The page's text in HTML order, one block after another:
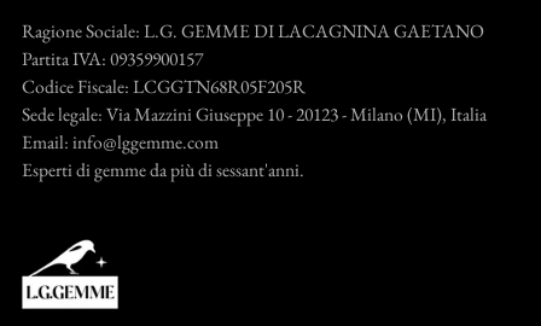
Ragione Sociale: L.G. GEMME DI LACAGNINA GAETANO
Partita IVA: 09359900157
Codice Fiscale: LCGGTN68R05F205R
Sede legale: Via Mazzini Giuseppe 10 - 20123 - Milano (MI), Italia
Email: info@lggemme.com
Esperti di gemme da più di sessant'anni.